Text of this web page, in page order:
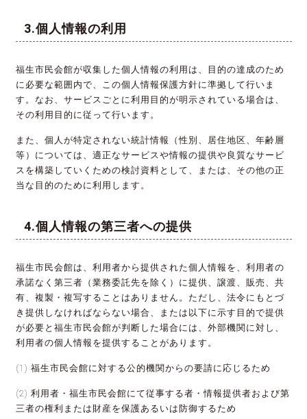
個人情報の利用
福生市民会館が収集した個人情報の利用は、目的の達成のため
に必要な範囲内で、この個人情報保護方針に準拠して行いま
す。なお、サービスごとに利用目的が明示されている場合は、
その利用目的に従って行います。
また、個人が特定されない統計情報（性別、居住地区、年齢層
等）については、適正なサービスや情報の提供や良質なサービ
スを構築していくための検討資料として、または、その他の正
当な目的のために利用します。
個人情報の第三者への提供
福生市民会館は、利用者から提供された個人情報を、利用者の
承諾なく第三者（業務委託先を除く）に提供、譲渡、販売、共
有、複製・複写することはありません。ただし、法令にもとづ
き提供しなければならない場合、または以下に示す目的で提供
が必要と福生市民会館が判断した場合には、外部機関に対し、
利用者の個人情報を提供することがあります。
(1) 福生市民会館に対する公的機関からの要請に応じるため
(2) 利用者・福生市民会館にて従事する者・情報提供者および第
三者の権利または財産を保護あるいは防御するため